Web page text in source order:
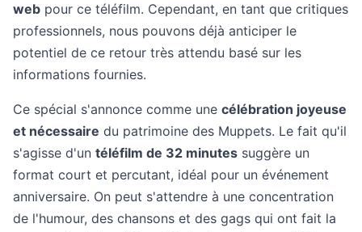
web pour ce téléfilm. Cependant, en tant que critiques
professionnels, nous pouvons déjà anticiper le
potentiel de ce retour très attendu basé sur les
informations fournies.
Ce spécial s'annonce comme une célébration joyeuse
et nécessaire du patrimoine des Muppets. Le fait qu'il
s'agisse d'un téléfilm de 32 minutes suggère un
format court et percutant, idéal pour un événement
anniversaire. On peut s'attendre à une concentration
de l'humour, des chansons et des gags qui ont fait la